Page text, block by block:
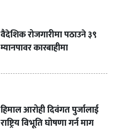
वैदेशिक रोजगारीमा पठाउने ३९
म्यानपावर कारबाहीमा
हिमाल आरोही दिवंगत पुर्जालाई
राष्ट्रिय विभूति घोषणा गर्न माग